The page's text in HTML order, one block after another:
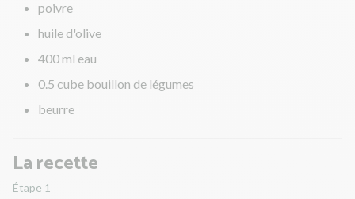
poivre
huile d'olive
400 ml eau
0.5 cube bouillon de légumes
beurre
La recette
Étape 1